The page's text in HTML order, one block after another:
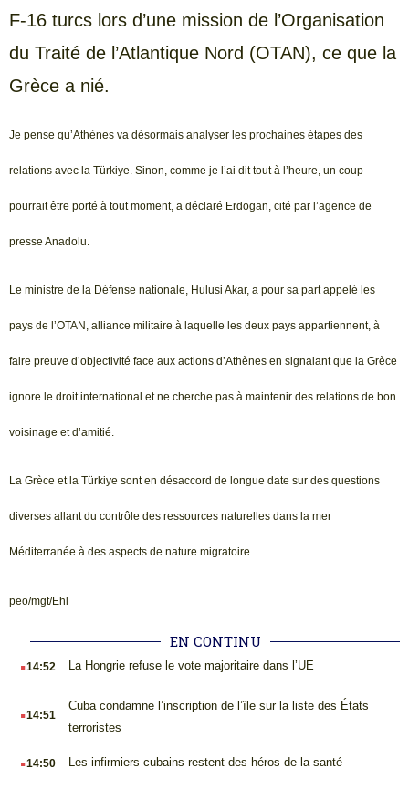
F-16 turcs lors d’une mission de l’Organisation
du Traité de l’Atlantique Nord (OTAN), ce que la
Grèce a nié.
Je pense qu’Athènes va désormais analyser les prochaines étapes des
relations avec la Türkiye. Sinon, comme je l’ai dit tout à l’heure, un coup
pourrait être porté à tout moment, a déclaré Erdogan, cité par l’agence de
presse Anadolu.
Le ministre de la Défense nationale, Hulusi Akar, a pour sa part appelé les
pays de l’OTAN, alliance militaire à laquelle les deux pays appartiennent, à
faire preuve d’objectivité face aux actions d’Athènes en signalant que la Grèce
ignore le droit international et ne cherche pas à maintenir des relations de bon
voisinage et d’amitié.
La Grèce et la Türkiye sont en désaccord de longue date sur des questions
diverses allant du contrôle des ressources naturelles dans la mer
Méditerranée à des aspects de nature migratoire.
peo/mgt/Ehl
EN CONTINU
.14:52 La Hongrie refuse le vote majoritaire dans l’UE
.14:51
Cuba condamne l’inscription de l’île sur la liste des États
terroristes
.14:50 Les infirmiers cubains restent des héros de la santé